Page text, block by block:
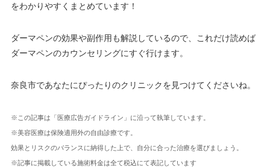
をわかりやすくまとめています！
ダーマペンの効果や副作用も解説しているので、これだけ読めば
ダーマペンのカウンセリングにすぐ行けます。
奈良市であなたにぴったりのクリニックを見つけてくださいね。
※この記事は「医療広告ガイドライン」に沿って執筆しています。
※美容医療は保険適用外の自由診療です。
効果とリスクのバランスに納得した上で、自分に合った治療を選びましょう。
※記事に掲載している施術料金は全て税込にて表記しています